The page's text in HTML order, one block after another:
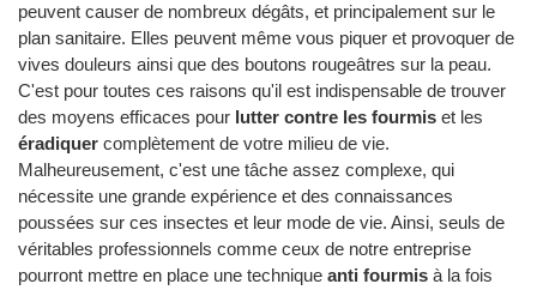
peuvent causer de nombreux dégâts, et principalement sur le
plan sanitaire. Elles peuvent même vous piquer et provoquer de
vives douleurs ainsi que des boutons rougeâtres sur la peau.
C'est pour toutes ces raisons qu'il est indispensable de trouver
des moyens efficaces pour lutter contre les fourmis et les
éradiquer complètement de votre milieu de vie.
Malheureusement, c'est une tâche assez complexe, qui
nécessite une grande expérience et des connaissances
poussées sur ces insectes et leur mode de vie. Ainsi, seuls de
véritables professionnels comme ceux de notre entreprise
pourront mettre en place une technique anti fourmis à la fois